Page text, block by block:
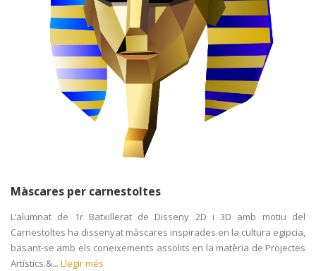
Màscares per carnestoltes
L’alumnat de 1r Batxillerat de Disseny 2D i 3D amb motiu del
Carnestoltes ha dissenyat màscares inspirades en la cultura egipcia,
basant-se amb els coneixements assolits en la matèria de Projectes
Artístics.&... Llegir més